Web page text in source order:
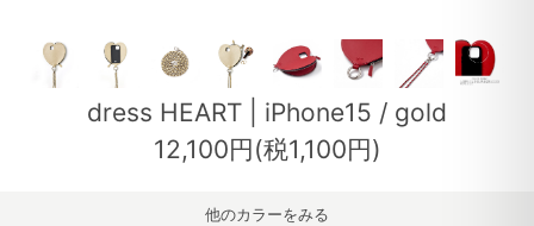
dress HEART | iPhone15 / gold
12,100円(税1,100円)
他のカラーをみる